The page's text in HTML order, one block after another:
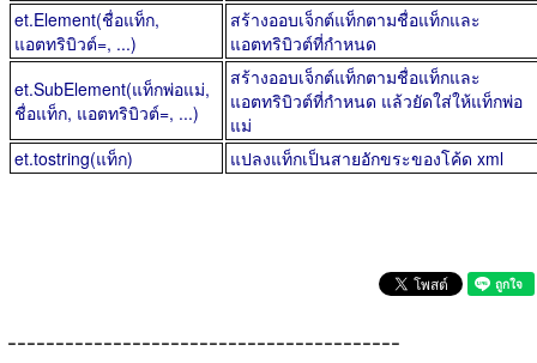
et.Element(ชื่อแท็ก,
แอตทริบิวต์=, ...)
สร้างออบเจ็กต์แท็กตามชื่อแท็กและ
แอตทริบิวต์ที่กำหนด
et.SubElement(แท็กพ่อแม่,
ชื่อแท็ก, แอตทริบิวต์=, ...)
สร้างออบเจ็กต์แท็กตามชื่อแท็กและ
แอตทริบิวต์ที่กำหนด แล้วยัดใส่ให้แท็กพ่อ
แม่
et.tostring(แท็ก)
แปลงแท็กเป็นสายอักขระของโค้ด xml
-----------------------------------------